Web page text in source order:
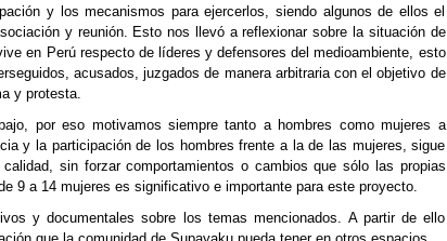
y los mecanismos para ejercerlos, siendo algunos de ellos el
y reunión. Esto nos llevó a reflexionar sobre la situación de
en Perú respecto de líderes y defensores del medioambiente, esto
acusados, juzgados de manera arbitraria con el objetivo de
y protesta.
por eso motivamos siempre tanto a hombres como mujeres a
y la participación de los hombres frente a la de las mujeres, sigue
sin forzar comportamientos o cambios que sólo las propias
9 a 14 mujeres es significativo e importante para este proyecto.
y documentales sobre los temas mencionados. A partir de ello